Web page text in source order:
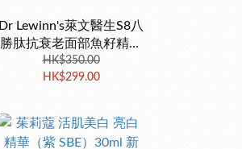
Dr Lewinn's萊文醫生S8八
勝肽抗衰老面部魚籽精華
液三色凝膠 30g 限時特價
HK$350.00
HK$299.00